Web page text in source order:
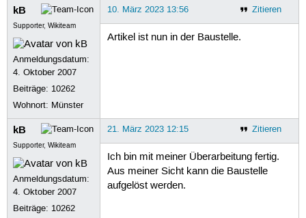
kB
Supporter, Wikiteam
Anmeldungsdatum:
4. Oktober 2007
Beiträge: 10262
Wohnort: Münster
Zitieren
10. März 2023 13:56
Artikel ist nun in der Baustelle.
kB
Supporter, Wikiteam
Anmeldungsdatum:
4. Oktober 2007
Beiträge: 10262
Zitieren
21. März 2023 12:15
Ich bin mit meiner Überarbeitung fertig.
Aus meiner Sicht kann die Baustelle
aufgelöst werden.